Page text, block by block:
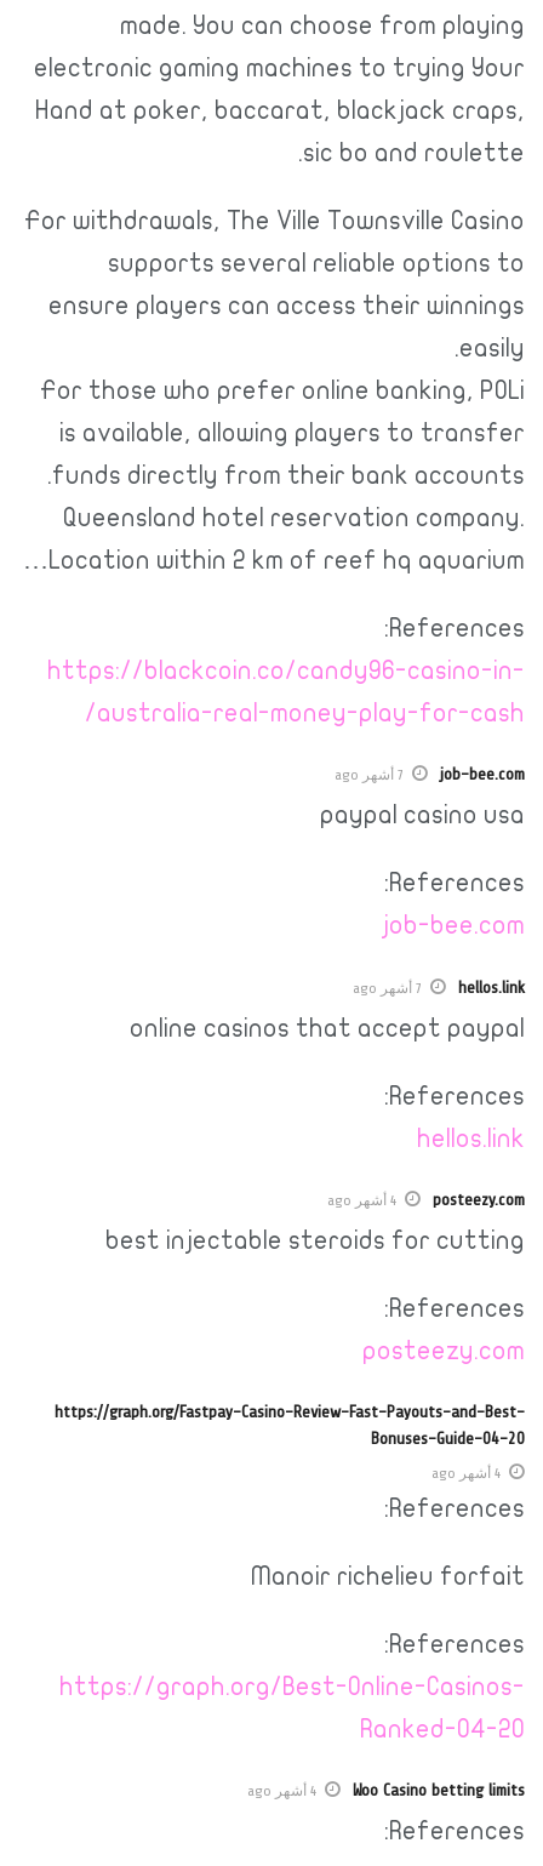
made. You can choose from playing
electronic gaming machines to trying Your
Hand at poker, baccarat, blackjack craps,
sic bo and roulette.
For withdrawals, The Ville Townsville Casino
supports several reliable options to
ensure players can access their winnings
easily.
For those who prefer online banking, POLi
is available, allowing players to transfer
funds directly from their bank accounts.
Queensland hotel reservation company.
Location within 2 km of reef hq aquarium…
References:
https://blackcoin.co/candy96-casino-in-
australia-real-money-play-for-cash/
job-bee.com 7 أشهر ago
paypal casino usa
References:
job-bee.com
hellos.link 7 أشهر ago
online casinos that accept paypal
References:
hellos.link
posteezy.com 4 أشهر ago
best injectable steroids for cutting
References:
posteezy.com
https://graph.org/Fastpay-Casino-Review-Fast-Payouts-and-Best-
Bonuses-Guide-04-20
4 أشهر ago
References:
Manoir richelieu forfait
References:
https://graph.org/Best-Online-Casinos-
Ranked-04-20
Woo Casino betting limits 4 أشهر ago
References: